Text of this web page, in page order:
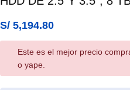
S/ 5,194.80
Este es el mejor precio
o yape.